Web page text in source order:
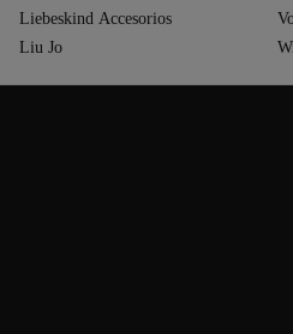
Liebeskind Accesorios
Liu Jo